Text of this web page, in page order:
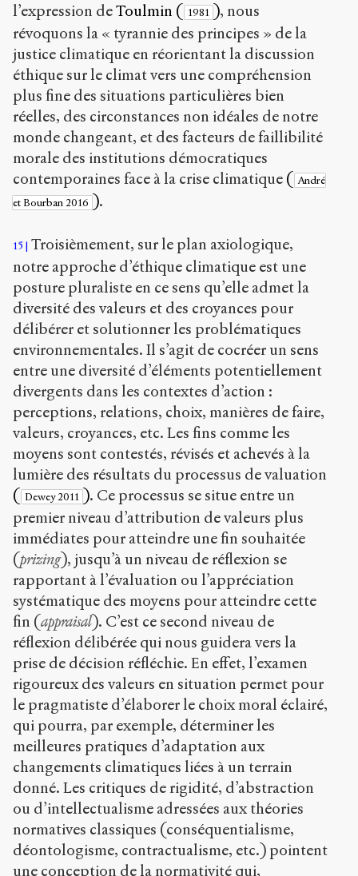
l’expression deToulmin ( 1981 ), nous
révoquons la « tyrannie des principes » de la
justice climatique en réorientant la discussion
éthique sur le climat vers une compréhension
plus fine des situations particulières bien
réelles, des circonstances non idéales de notre
monde changeant, et des facteurs de faillibilité
morale des institutions démocratiques
contemporaines face à la crise climatique ( André
et Bourban 2016 ).
15 Troisièmement, sur le plan axiologique,
notre approche d’éthique climatique est une
posture pluraliste en ce sens qu’elle admet la
diversité des valeurs et des croyances pour
délibérer et solutionner les problématiques
environnementales. Il s’agit de cocréer un sens
entre une diversité d’éléments potentiellement
divergents dans les contextes d’action :
perceptions, relations, choix, manières de faire,
valeurs, croyances, etc. Les fins comme les
moyens sont contestés, révisés et achevés à la
lumière des résultats du processus de valuation
( Dewey 2011 ). Ce processus se situe entre un
premier niveau d’attribution de valeurs plus
immédiates pour atteindre une fin souhaitée
(prizing), jusqu’à un niveau de réflexion se
rapportant à l’évaluation ou l’appréciation
systématique des moyens pour atteindre cette
fin (appraisal). C’est ce second niveau de
réflexion délibérée qui nous guidera vers la
prise de décision réfléchie. En effet, l’examen
rigoureux des valeurs en situation permet pour
le pragmatiste d’élaborer le choix moral éclairé,
qui pourra, par exemple, déterminer les
meilleures pratiques d’adaptation aux
changements climatiques liées à un terrain
donné. Les critiques de rigidité, d’abstraction
ou d’intellectualisme adressées aux théories
normatives classiques (conséquentialisme,
déontologisme, contractualisme, etc.) pointent
une conception de la normativité qui,